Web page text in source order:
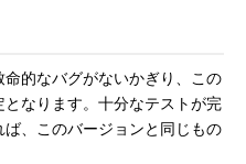
的なバグがないかぎり、この
なります。十分なテストが完
、このバージョンと同じもの